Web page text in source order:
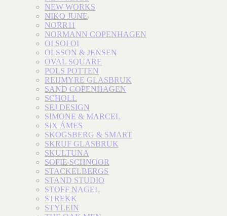
NEW WORKS
NIKO JUNE
NORR11
NORMANN COPENHAGEN
OI SOI OI
OLSSON & JENSEN
OVAL SQUARE
POLS POTTEN
REIJMYRE GLASBRUK
SAND COPENHAGEN
SCHOLL
SEJ DESIGN
SIMONE & MARCEL
SIX ÁMES
SKOGSBERG & SMART
SKRUF GLASBRUK
SKULTUNA
SOFIE SCHNOOR
STACKELBERGS
STAND STUDIO
STOFF NAGEL
STREKK
STYLEIN